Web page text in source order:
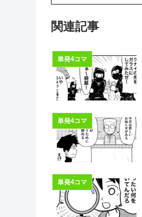
関連記事
単発4コマ
単発4コマ
単発4コマ